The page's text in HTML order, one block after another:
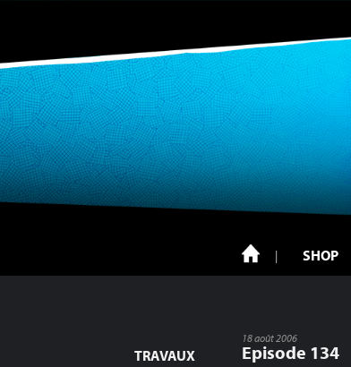
SHOP
TRAVAUX
18 août 2006
Episode 134